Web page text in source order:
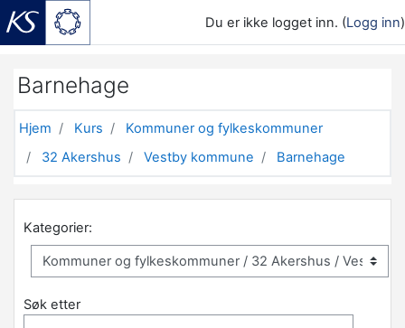
Du er ikke logget inn. (Logg inn)
Barnehage
Hjem Kurs
Kommuner og fylkeskommuner
32 Akershus
Vestby kommune Barnehage
Kategorier:
Søk etter